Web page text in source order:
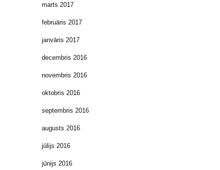
marts 2017
februāris 2017
janvāris 2017
decembris 2016
novembris 2016
oktobris 2016
septembris 2016
augusts 2016
jūlijs 2016
jūnijs 2016